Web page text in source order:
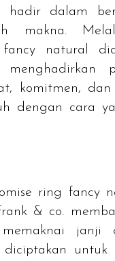
hadir dalam
makna.
natural
komitmen, dan
dengan cara
ring fancy
& co.
janji
diciptakan untuk